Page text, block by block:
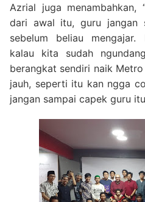
Azrial juga menambahkan,
dari awal itu, guru jangan
sebelum beliau
kalau kita sudah
berangkat sendiri naik
jauh, seperti itu kan ngga
jangan sampai capek guru